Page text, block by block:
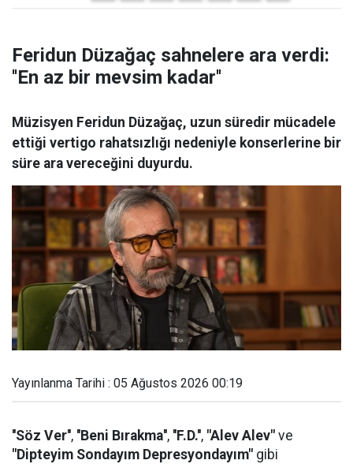
Feridun Düzağaç sahnelere ara verdi:
''En az bir mevsim kadar''
Müzisyen Feridun Düzağaç, uzun süredir mücadele
ettiği vertigo rahatsızlığı nedeniyle konserlerine bir
süre ara vereceğini duyurdu.
Yayınlanma Tarihi : 05 Ağustos 2026 00:19
''Söz Ver'', ''Beni Bırakma'', ''F.D.'', "Alev Alev" ve
"Dipteyim Sondayım Depresyondayım" gibi